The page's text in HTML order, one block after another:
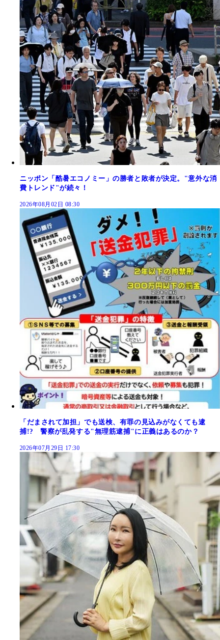
ニッポン「酷暑エコノミー」の勝者と敗者が決定。"意外な消
費トレンド"が続々！
2026年08月02日 08:30
「だまされて加担」でも送検、有罪の見込みがなくても逮
捕!? 警察が乱発する"無理筋逮捕"に正義はあるのか？
2026年07月29日 17:30